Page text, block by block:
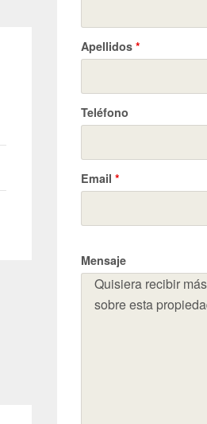
Apellidos *
Teléfono
Email *
Mensaje